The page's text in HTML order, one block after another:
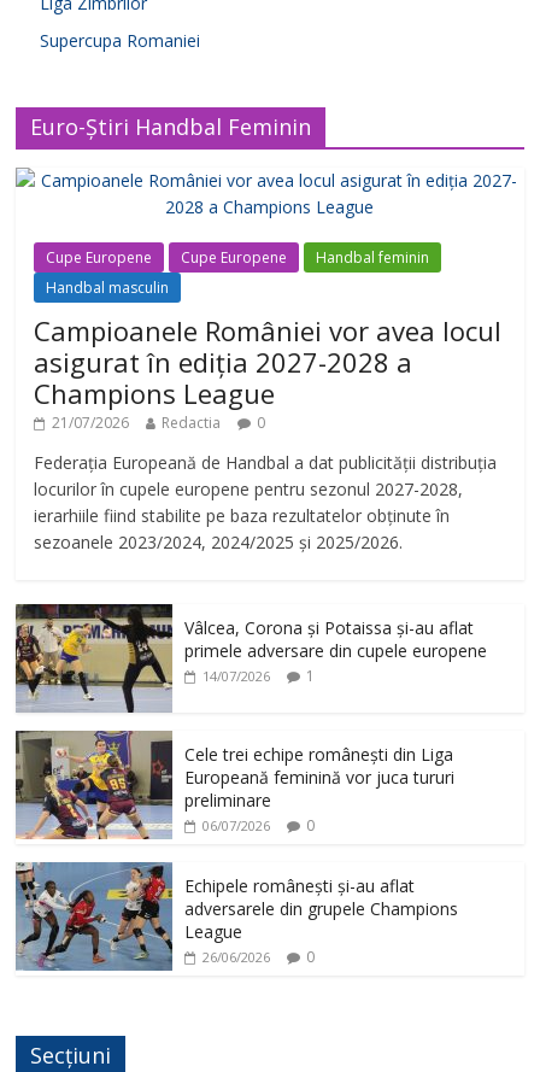
Supercupa Romaniei
Euro-Știri Handbal Feminin
Cupe Europene Cupe Europene
Handbal feminin
Handbal masculin
Campioanele României vor avea locul
asigurat în ediția 2027-2028 a
Champions League
21/07/2026 Redactia 0
Federația Europeană de Handbal a dat publicității distribuția
locurilor în cupele europene pentru sezonul 2027-2028,
ierarhiile fiind stabilite pe baza rezultatelor obținute în
sezoanele 2023/2024, 2024/2025 și 2025/2026.
Vâlcea, Corona și Potaissa și-au aflat
primele adversare din cupele europene
14/07/2026 1
Cele trei echipe românești din Liga
Europeană feminină vor juca tururi
preliminare
06/07/2026 0
Echipele românești și-au aflat
adversarele din grupele Champions
League
26/06/2026 0
Secțiuni